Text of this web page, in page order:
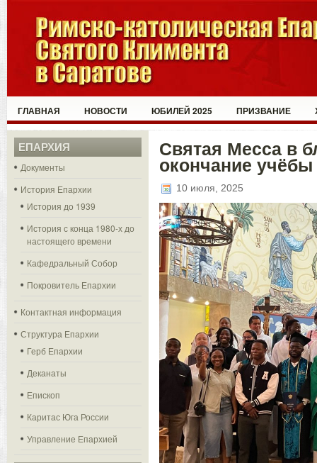
ГЛАВНАЯ НОВОСТИ ЮБИЛЕЙ 2025 ПРИЗВАНИЕ
ЕПАРХИЯ
Документы
История Епархии
История до 1939
История с конца 1980-х до
настоящего времени
Кафедральный Собор
Покровитель Епархии
Контактная информация
Структура Епархии
Герб Епархии
Деканаты
Епископ
Каритас Юга России
Управление Епархией
Святая Месса в
окончание учёбы
10 июля, 2025